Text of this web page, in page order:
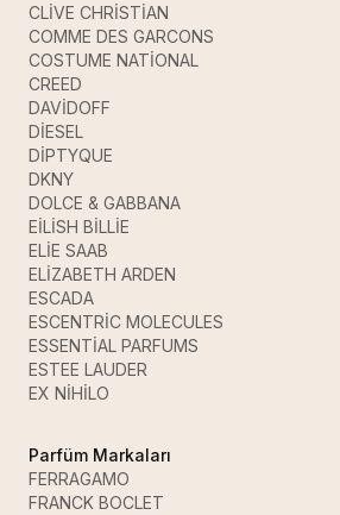
CLİVE CHRİSTİAN
COMME DES GARCONS
COSTUME NATİONAL
CREED
DAVİDOFF
DİESEL
DİPTYQUE
DKNY
DOLCE & GABBANA
EİLİSH BİLLİE
ELİE SAAB
ELİZABETH ARDEN
ESCADA
ESCENTRİC MOLECULES
ESSENTİAL PARFUMS
ESTEE LAUDER
EX NİHİLO
Parfüm Markaları
FERRAGAMO
FRANCK BOCLET